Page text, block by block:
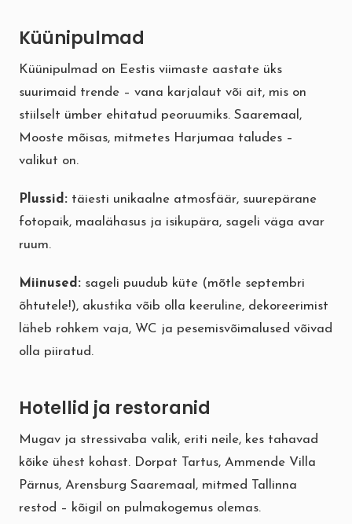
Küünipulmad
Küünipulmad on Eestis viimaste aastate üks
suurimaid trende – vana karjalaut või ait, mis on
stiilselt ümber ehitatud peoruumiks. Saaremaal,
Mooste mõisas, mitmetes Harjumaa taludes –
valikut on.
Plussid: täiesti unikaalne atmosfäär, suurepärane
fotopaik, maalähasus ja isikupära, sageli väga avar
ruum.
Miinused: sageli puudub küte (mõtle septembri
õhtutele!), akustika võib olla keeruline, dekoreerimist
läheb rohkem vaja, WC ja pesemisvõimalused võivad
olla piiratud.
Hotellid ja restoranid
Mugav ja stressivaba valik, eriti neile, kes tahavad
kõike ühest kohast. Dorpat Tartus, Ammende Villa
Pärnus, Arensburg Saaremaal, mitmed Tallinna
restod – kõigil on pulmakogemus olemas.